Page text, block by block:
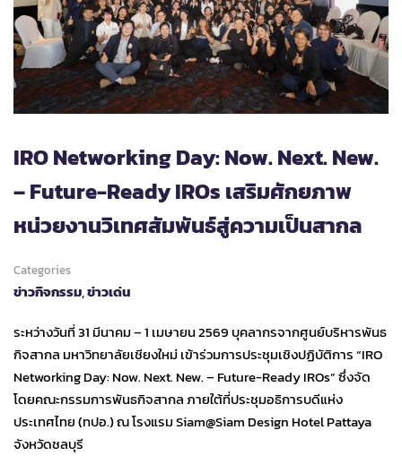
IRO Networking Day: Now. Next. New.
– Future-Ready IROs เสริมศักยภาพ
หน่วยงานวิเทศสัมพันธ์สู่ความเป็นสากล
Categories
ข่าวกิจกรรม,ข่าวเด่น
ระหว่างวันที่ 31 มีนาคม – 1 เมษายน 2569 บุคลากรจากศูนย์บริหารพันธ
กิจสากล มหาวิทยาลัยเชียงใหม่ เข้าร่วมการประชุมเชิงปฏิบัติการ “IRO
Networking Day: Now. Next. New. – Future-Ready IROs” ซึ่งจัด
โดยคณะกรรมการพันธกิจสากล ภายใต้ที่ประชุมอธิการบดีแห่ง
ประเทศไทย (ทปอ.) ณ โรงแรม Siam@Siam Design Hotel Pattaya
จังหวัดชลบุรี